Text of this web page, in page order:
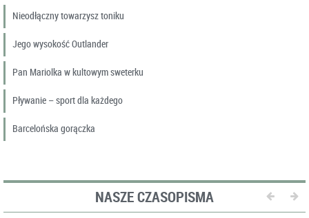
Nieodłączny towarzysz toniku
Jego wysokość Outlander
Pan Mariolka w kultowym sweterku
Pływanie – sport dla każdego
Barcelońska gorączka
NASZE CZASOPISMA